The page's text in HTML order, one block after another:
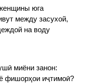
юга
между засухой,
на воду
миёни занон:
фишорҳои иҷтимоӣ?